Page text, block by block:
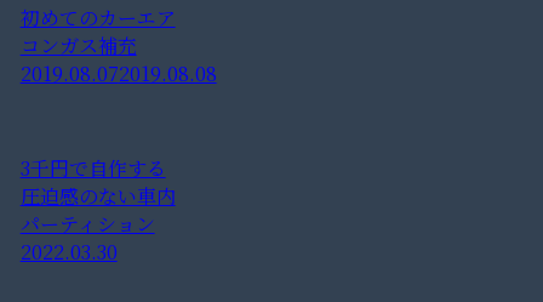
初めてのカーエア
コンガス補充
2019.08.072019.08.08
3千円で自作する
圧迫感のない車内
パーティション
2022.03.30